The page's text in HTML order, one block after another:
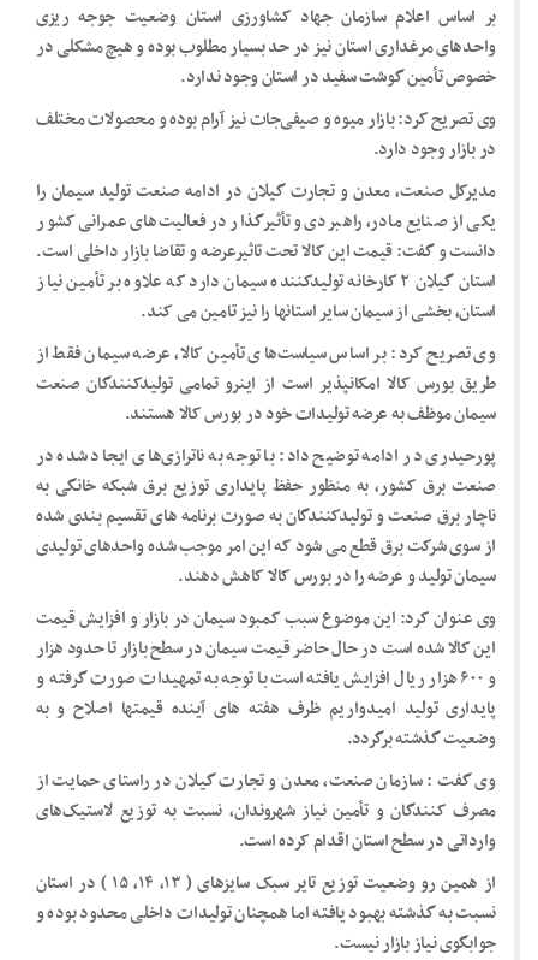
بر اساس اعلام سازمان جهاد کشاورزی استان وضعیت جوجه ریزی
واحدهای مرغداری استان نیز در حد بسیار مطلوب بوده و هیچ مشکلی در
خصوص تأمین گوشت سفید در استان وجود ندارد.
وی تصریح کرد: بازار میوه و صیفی‌جات نیز آرام بوده و محصولات مختلف
در بازار وجود دارد.
مدیرکل صنعت، معدن و تجارت گیلان در ادامه صنعت تولید سیمان را
یکی از صنایع مادر، راهبردی و تأثیرگذار در فعالیت‌های عمرانی کشور
دانست و گفت: قیمت این کالا تحت تاثیرعرضه و تقاضا بازار داخلی است.
استان گیلان ۲ کارخانه تولیدکننده سیمان دارد که علاوه بر تأمین نیاز
استان، بخشی از سیمان سایر استانها را نیز تامین می کند.
وی تصریح کرد: بر اساس سیاست‌های تأمین کالا، عرضه سیمان فقط از
طریق بورس کالا امکانپذیر است از اینرو تمامی تولیدکنندگان صنعت
سیمان موظف به عرضه تولیدات خود در بورس کالا هستند.
پورحیدری در ادامه توضیح داد: با توجه به ناترازی‌های ایجاد شده در
صنعت برق کشور، به منظور حفظ پایداری توزیع برق شبکه خانگی به
ناچار برق صنعت و تولیدکنندگان به صورت برنامه های تقسیم بندی شده
از سوی شرکت برق قطع می شود که این امر موجب شده واحدهای تولیدی
سیمان تولید و عرضه را در بورس کالا کاهش دهند.
وی عنوان کرد: این موضوع سبب کمبود سیمان در بازار و افزایش قیمت
این کالا شده است در حال حاضر قیمت سیمان در سطح بازار تا حدود هزار
و ۶۰۰ هزار ریال افزایش یافته است با توجه به تمهیدات صورت گرفته و
پایداری تولید امیدواریم ظرف هفته های آینده قیمتها اصلاح و به
وضعیت گذشته برگردد.
وی گفت : سازمان صنعت، معدن و تجارت گیلان در راستای حمایت از
مصرف کنندگان و تأمین نیاز شهروندان، نسبت به توزیع لاستیک‌های
وارداتی در سطح استان اقدام کرده است.
از همین رو وضعیت توزیع تایر سبک سایزهای ( ۱۳، ۱۴، ۱۵ ) در استان
نسبت به گذشته بهبود یافته اما همچنان تولیدات داخلی محدود بوده و
جوابگوی نیاز بازار نیست.